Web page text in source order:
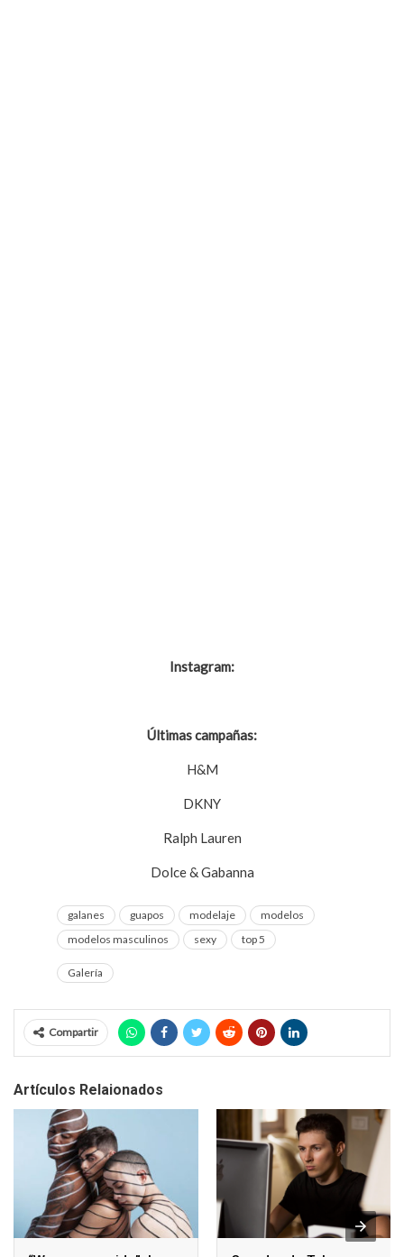
Instagram:
Últimas campañas:
H&M
DKNY
Ralph Lauren
Dolce & Gabanna
galanes guapos modelaje
modelos
modelos masculinos
sexy top 5
Galería
Compartir
Artículos Relaionados